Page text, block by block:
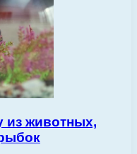
из животных,